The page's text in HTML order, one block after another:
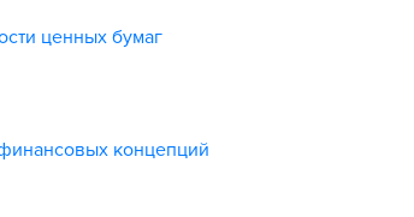
ценных бумаг
концепций